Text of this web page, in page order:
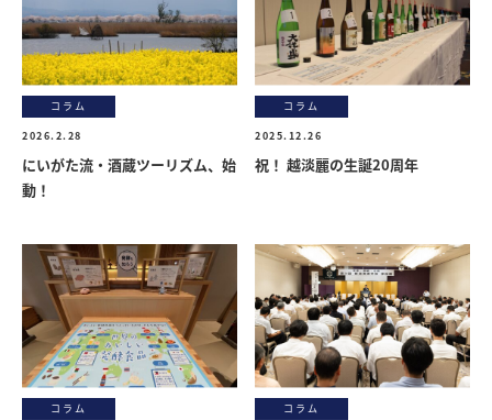
にいがた流・酒蔵ツーリズム、始
動！
コラム
2026.2.28
祝！ 越淡麗の生誕20周年
コラム
2025.12.26
コラム コラム